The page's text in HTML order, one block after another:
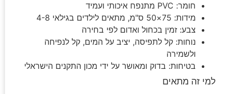
חומר: PVC מתנפח איכותי ועמיד
מידות: 75×50 ס"מ, מתאים לילדים בגילאי 4-8
צבע: זמין בכחול ואדום לפי בחירה
נוחות: קל לתפיסה, יציב על המים, קל לנפיחה
ולשמירה
בטיחות: בדוק ומאושר על ידי מכון התקנים הישראלי
למי זה מתאים